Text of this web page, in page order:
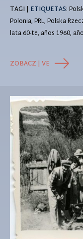
TAGI | ETIQUETAS:
Polonia, PRL, Polska
lata 60-te, años 1960,
ZOBACZ | VE